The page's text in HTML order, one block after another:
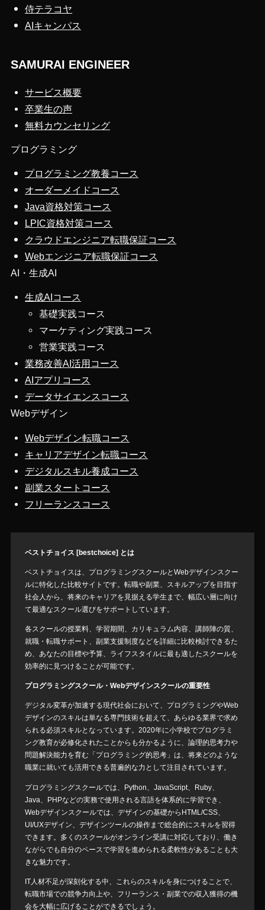
侍テラコヤ
AIキャンパス
SAMURAI ENGINEER
サービス概要
卒業生の声
無料カウンセリング
プログラミング
プログラミング教養コース
オーダーメイドコース
Java資格対策コース
LPIC資格対策コース
クラウドエンジニア転職保証コース
Webエンジニア転職保証コース
AI・生成AI
生成AIコース
基礎実践コース
マーケティング実践コース
営業実践コース
業務改善AI活用コース
AIアプリコース
データサイエンスコース
Webデザイン
Webデザイン転職コース
キャリアデザイン転職コース
デジタルスキル養成コース
副業スタートコース
フリーランスコース
ベストチョイス [bestchoice] とは
ベストチョイスは、プログラミングスクールとWebデザインスクー
ルに特化した比較サイトです。転職や副業、スキルアップを目指す
社会人から、将来のキャリアを見据える学生まで、幅広い層に向け
て最適なスクール選びをサポートしています。
各スクールの授業料、学習期間、カリキュラム内容、講師陣の質、
就職・転職サポート、副業支援制度などを詳細に比較検討できるた
め、あなたの目標や予算、ライフスタイルに最も適したスクールを
効率的に見つけることが可能です。
プログラミングスクール・Webデザインスクールの重要性
デジタル変革が加速する現代社会において、プログラミングやWeb
デザインのスキルは単なる専門技術を超えて、あらゆる業界で求め
られる必須スキルとなっています。2020年に小学校でプログラミ
ング教育が必修化されたことからも分かるように、論理的思考力や
問題解決能力を育む「プログラミング的思考」は、将来どのような
職業に就いても活用できる普遍的な力として注目されています。
プログラミングスクールでは、Python、JavaScript、Ruby、
Java、PHPなどの実務で使用される言語を体系的に学習でき、
Webデザインスクールでは、デザインの基礎からHTML/CSS、
UI/UXデザイン、デザインツールの操作まで総合的にスキルを習得
できます。多くのスクールがオンライン受講に対応しており、働き
ながらでも自分のペースで学習を進められる柔軟性があることも大
きな魅力です。
IT人材不足が深刻化する中、これらのスキルを身につけることで、
転職市場での競争力向上や、フリーランス・副業での収入獲得の機
会を大幅に広げることができるでしょう。